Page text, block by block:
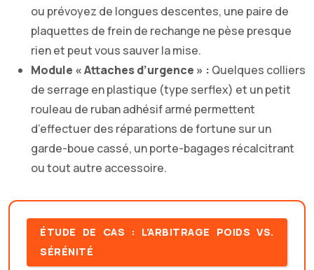
ou prévoyez de longues descentes, une paire de
plaquettes de frein de rechange ne pèse presque
rien et peut vous sauver la mise.
Module « Attaches d’urgence » : Quelques colliers
de serrage en plastique (type serflex) et un petit
rouleau de ruban adhésif armé permettent
d’effectuer des réparations de fortune sur un
garde-boue cassé, un porte-bagages récalcitrant
ou tout autre accessoire.
ÉTUDE DE CAS : L’ARBITRAGE POIDS VS.
SÉRÉNITÉ